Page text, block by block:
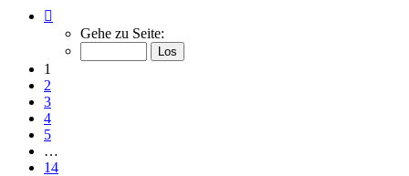
von
Gehe zu Seite:
1
2
3
4
5
…
14